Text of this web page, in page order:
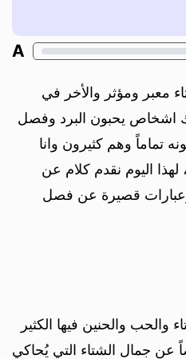
A
معبر ومؤثر والأخر في
اشخاص يحبون البرد وفصل
تماماً وهم كثيرون وانا
لهذا اليوم نقدم كلام عن
قصيرة عن فصل
والحب والحنين فيها الكثير
عن جمال الشتاء التي يُحاكي